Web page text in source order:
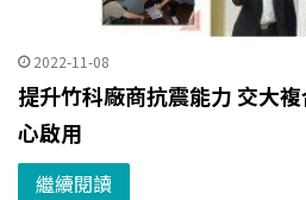
2022-11-08
提升竹科廠商抗震能力 交大
心啟用
繼續閱讀